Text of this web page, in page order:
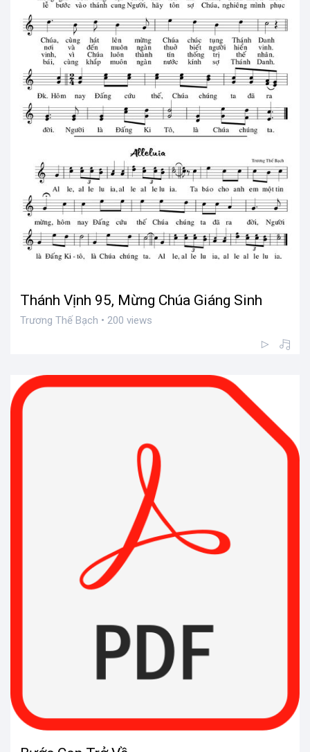
Thánh Vịnh 95, Mừng Chúa Giáng Sinh
Trương Thế Bạch • 200 views